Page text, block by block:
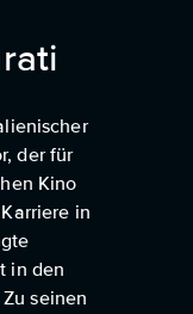
der für
Kino
in
in den
seinen